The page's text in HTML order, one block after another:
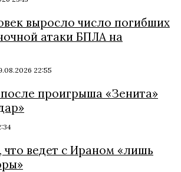
выросло число погибших
атаки БПЛА на
22:55
проигрыша «Зенита»
что ведет с Ираном «лишь